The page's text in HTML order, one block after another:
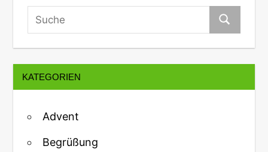
KATEGORIEN
Advent
Begrüßung